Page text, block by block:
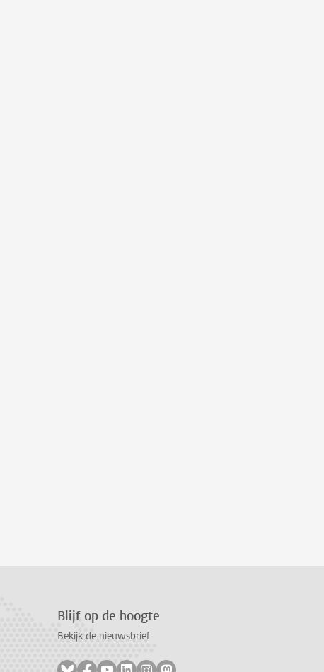
Blijf op de hoogte
Bekijk de nieuwsbrief
Volg ons op bluesky
Volg ons op facebook
Volg ons op youtube
Volg ons op linkedin
Volg ons op instagram
Volg ons op mastodon